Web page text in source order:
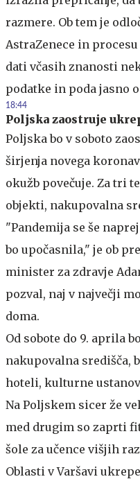
razmere. Ob tem je
AstraZenece in
dati včasih znanosti
podatke in poda jasno
18:44
Poljska zaostruje
Poljska bo v soboto
širjenja novega
okužb povečuje. Za tri
objekti, nakupovalna
"Pandemija se še
bo upočasnila," je ob
minister za zdravje
pozval, naj v največji
doma.
Od sobote do 9. aprila
nakupovalna središča,
hoteli, kulturne
Na Poljskem sicer že
med drugim so zaprti
šole za učence višjih
Oblasti v Varšavi